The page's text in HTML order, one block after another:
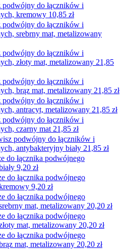
do łączników i
kremowy 10,85 zł
do łączników i
srebrny mat, metalizowany
do łączników i
złoty mat, metalizowany 21,85
do łączników i
brąz mat, metalizowany 21,85 zł
do łączników i
antracyt, metalizowany 21,85 zł
do łączników i
czarny mat 21,85 zł
podwójny do łączników i
antybakteryjny biały 21,85 zł
do łącznika podwójnego
9,20 zł
do łącznika podwójnego
9,20 zł
do łącznika podwójnego
mat, metalizowany 20,20 zł
do łącznika podwójnego
mat, metalizowany 20,20 zł
do łącznika podwójnego
mat, metalizowany 20,20 zł